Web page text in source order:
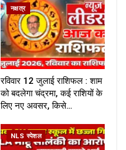
नक्षत्र
रविवार 12 जुलाई राशिफल : शाम
को बदलेगा चंद्रमा, कई राशियों के
लिए नए अवसर, किसे…
NLS स्पेशल